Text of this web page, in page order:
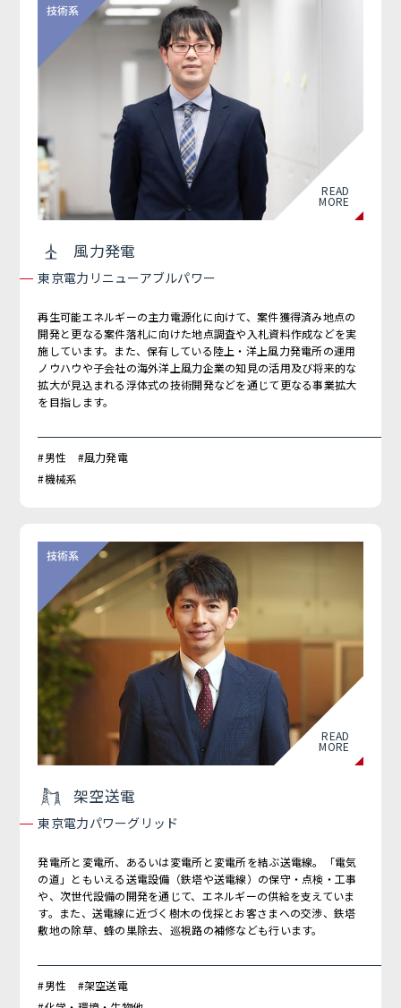
READ
MORE
風力発電
東京電力リニューアブルパワー
再生可能エネルギーの主力電源化に向けて、案件獲得済み地点の
開発と更なる案件落札に向けた地点調査や入札資料作成などを実
施しています。また、保有している陸上・洋上風力発電所の運用
ノウハウや子会社の海外洋上風力企業の知見の活用及び将来的な
拡大が見込まれる浮体式の技術開発などを通じて更なる事業拡大
を目指します。
#男性 #風力発電
#機械系
READ
MORE
架空送電
東京電力パワーグリッド
発電所と変電所、あるいは変電所と変電所を結ぶ送電線。「電気
の道」ともいえる送電設備（鉄塔や送電線）の保守・点検・工事
や、次世代設備の開発を通じて、エネルギーの供給を支えていま
す。また、送電線に近づく樹木の伐採とお客さまへの交渉、鉄塔
敷地の除草、蜂の巣除去、巡視路の補修なども行います。
#男性 #架空送電